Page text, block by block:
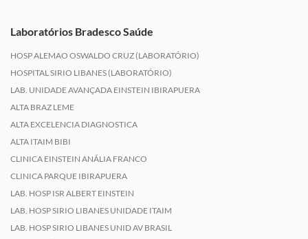
Laboratórios Bradesco Saúde
HOSP ALEMAO OSWALDO CRUZ (LABORATÓRIO)
HOSPITAL SIRIO LIBANES (LABORATÓRIO)
LAB. UNIDADE AVANÇADA EINSTEIN IBIRAPUERA
ALTA BRAZ LEME
ALTA EXCELENCIA DIAGNOSTICA
ALTA ITAIM BIBI
CLINICA EINSTEIN ANÁLIA FRANCO
CLINICA PARQUE IBIRAPUERA
LAB. HOSP ISR ALBERT EINSTEIN
LAB. HOSP SIRIO LIBANES UNIDADE ITAIM
LAB. HOSP SIRIO LIBANES UNID AV BRASIL